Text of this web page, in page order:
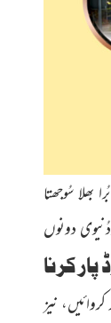
سُوجھتا
دونوں
پار کرنا
نیز